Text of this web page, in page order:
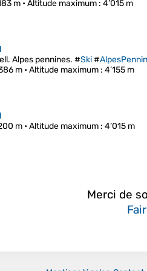
m •Altitude maximum : 4’015 m
Alpes pennines. #Ski#
m •Altitude maximum : 4’155 m
m •Altitude maximum : 4’015 m
Merci de